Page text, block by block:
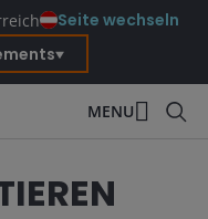
Seite wechseln
MENU